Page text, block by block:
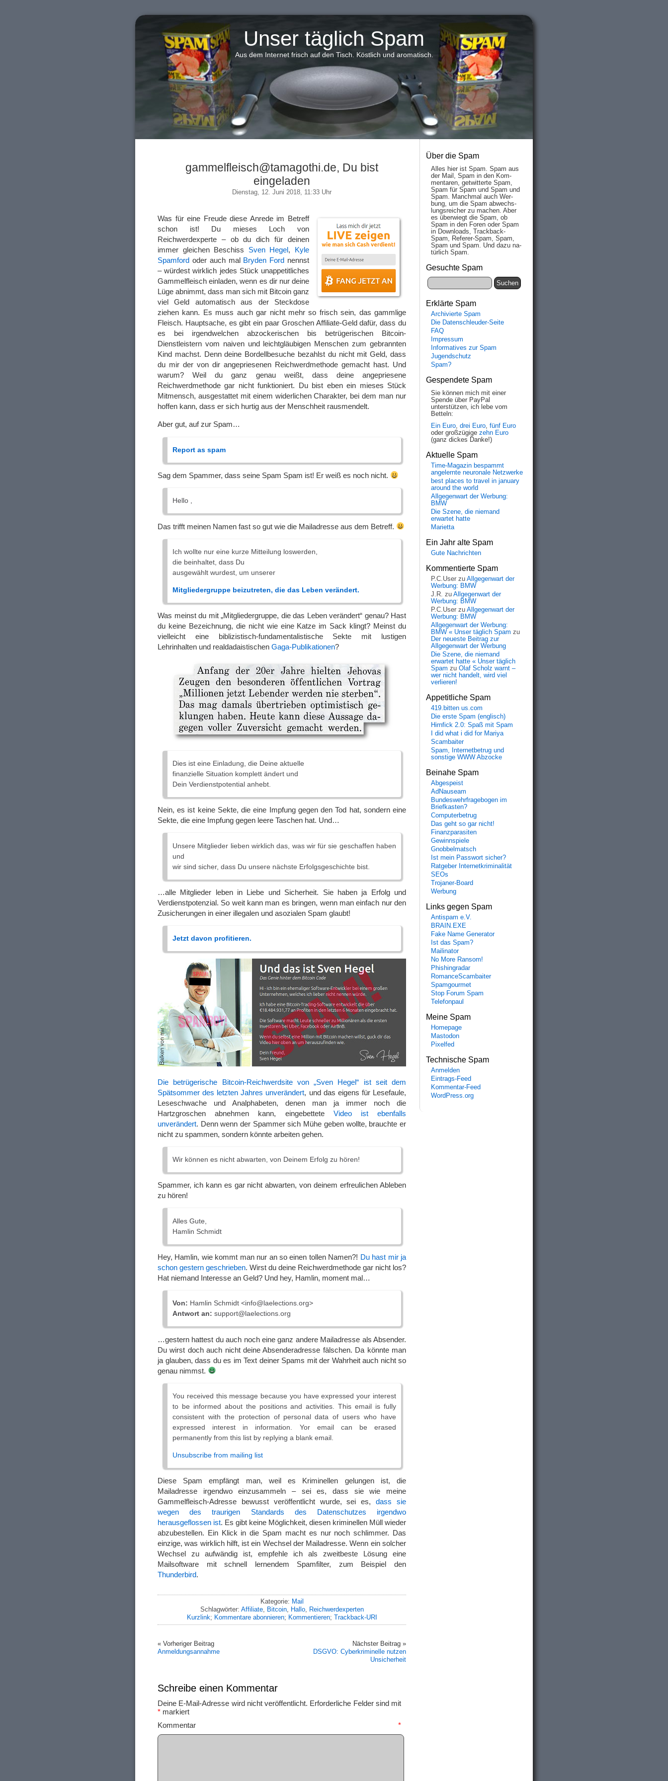
Unser täglich Spam
Aus dem Internet frisch auf den Tisch. Köstlich und aromatisch.
gammelfleisch@tamagothi.de, Du bist
eingeladen
Dienstag, 12. Juni 2018, 11:33 Uhr
Was für eine Freude diese Anrede im Betreff
schon ist! Du mieses Loch von
Reichwerdexperte – ob du dich für deinen
immer gleichen Beschiss Sven Hegel, Kyle
Spamford oder auch mal Bryden Ford nennst
– würdest wirklich jedes Stück unappetitliches
Gammelfleisch einladen, wenn es dir nur deine
Lüge abnimmt, dass man sich mit Bitcoin ganz
viel Geld automatisch aus der Steckdose
ziehen kann. Es muss auch gar nicht mehr so frisch sein, das gammlige
Fleisch. Hauptsache, es gibt ein paar Groschen Affiliate-Geld dafür, dass du
es bei irgendwelchen abzockerischen bis betrügerischen Bitcoin-
Dienstleistern vom naiven und leichtgläubigen Menschen zum gebrannten
Kind machst. Denn deine Bordellbesuche bezahlst du nicht mit Geld, dass
du mir der von dir angepriesenen Reichwerdmethode gemacht hast. Und
warum? Weil du ganz genau weißt, dass deine angepriesene
Reichwerdmethode gar nicht funktioniert. Du bist eben ein mieses Stück
Mitmensch, ausgestattet mit einem widerlichen Charakter, bei dem man nur
hoffen kann, dass er sich hurtig aus der Menschheit rausmendelt.
Aber gut, auf zur Spam…
Report as spam
Sag dem Spammer, dass seine Spam Spam ist! Er weiß es noch nicht.
Hello ,
Das trifft meinen Namen fast so gut wie die Mailadresse aus dem Betreff.
Ich wollte nur eine kurze Mitteilung loswerden,
die beinhaltet, dass Du
ausgewählt wurdest, um unserer
Mitgliedergruppe beizutreten, die das Leben verändert.
Was meinst du mit „Mitgliedergruppe, die das Leben verändert“ genau? Hast
du keine Bezeichnung, die nicht wie eine Katze im Sack klingt? Meinst du
vielleicht eine biblizistisch-fundamentalistische Sekte mit lustigen
Lehrinhalten und realdadaistischen Gaga-Publikationen?
Dies ist eine Einladung, die Deine aktuelle
finanzielle Situation komplett ändert und
Dein Verdienstpotential anhebt.
Nein, es ist keine Sekte, die eine Impfung gegen den Tod hat, sondern eine
Sekte, die eine Impfung gegen leere Taschen hat. Und…
Unsere Mitglieder lieben wirklich das, was wir für sie geschaffen haben
und
wir sind sicher, dass Du unsere nächste Erfolgsgeschichte bist.
…alle Mitglieder leben in Liebe und Sicherheit. Sie haben ja Erfolg und
Verdienstpotenzial. So weit kann man es bringen, wenn man einfach nur den
Zusicherungen in einer illegalen und asozialen Spam glaubt!
Jetzt davon profitieren.
Die betrügerische Bitcoin-Reichwerdsite von „Sven Hegel“ ist seit dem
Spätsommer des letzten Jahres unverändert, und das eigens für Lesefaule,
Leseschwache und Analphabeten, denen man ja immer noch die
Hartzgroschen abnehmen kann, eingebettete Video ist ebenfalls
unverändert. Denn wenn der Spammer sich Mühe geben wollte, brauchte er
nicht zu spammen, sondern könnte arbeiten gehen.
Wir können es nicht abwarten, von Deinem Erfolg zu hören!
Spammer, ich kann es gar nicht abwarten, von deinem erfreulichen Ableben
zu hören!
Alles Gute,
Hamlin Schmidt
Hey, Hamlin, wie kommt man nur an so einen tollen Namen?! Du hast mir ja
schon gestern geschrieben. Wirst du deine Reichwerdmethode gar nicht los?
Hat niemand Interesse an Geld? Und hey, Hamlin, moment mal…
Von: Hamlin Schmidt <info@laelections.org>
Antwort an: support@laelections.org
…gestern hattest du auch noch eine ganz andere Mailadresse als Absender.
Du wirst doch auch nicht deine Absenderadresse fälschen. Da könnte man
ja glauben, dass du es im Text deiner Spams mit der Wahrheit auch nicht so
genau nimmst.
You received this message because you have expressed your interest
to be informed about the positions and activities. This email is fully
consistent with the protection of personal data of users who have
expressed interest in information. Yor email can be erased
permanently from this list by replying a blank email.
Unsubscribe from mailing list
Diese Spam empfängt man, weil es Kriminellen gelungen ist, die
Mailadresse irgendwo einzusammeln – sei es, dass sie wie meine
Gammelfleisch-Adresse bewusst veröffentlicht wurde, sei es,dass sie
wegen des traurigen Standards des Datenschutzes irgendwo
herausgeflossen ist. Es gibt keine Möglichkeit, diesen kriminellen Müll wieder
abzubestellen. Ein Klick in die Spam macht es nur noch schlimmer. Das
einzige, was wirklich hilft, ist ein Wechsel der Mailadresse. Wenn ein solcher
Wechsel zu aufwändig ist, empfehle ich als zweitbeste Lösung eine
Mailsoftware mit schnell lernendem Spamfilter, zum Beispiel den
Thunderbird.
Kategorie: Mail
Schlagwörter: Affiliate, Bitcoin, Hallo, Reichwerdexperten
Kurzlink; Kommentare abonnieren; Kommentieren; Trackback-URI
« Vorheriger Beitrag
Anmeldungsannahme
Nächster Beitrag »
DSGVO: Cyberkriminelle nutzen
Unsicherheit
Schreibe einen Kommentar
Deine E-Mail-Adresse wird nicht veröffentlicht. Erforderliche Felder sind mit
* markiert
Kommentar *
Über die Spam
Alles hier ist Spam. Spam aus
der Mail, Spam in den Kom­
men­taren, ge­twit­ter­te Spam,
Spam für Spam und Spam und
Spam. Manch­mal auch Wer­
bung, um die Spam ab­wechs­
lungs­reich­er zu mach­en. Aber
es über­wiegt die Spam, ob
Spam in den Fo­ren oder Spam
in Down­loads, Track­back-
Spam, Re­fe­rer-Spam, Spam,
Spam und Spam. Und da­zu na­
tür­lich Spam.
Gesuchte Spam
Erklärte Spam
Archivierte Spam
Die Datenschleuder-Seite
FAQ
Impressum
Informatives zur Spam
Jugendschutz
Spam?
Gespendete Spam
Sie können mich mit einer
Spende über PayPal
unterstützen, ich lebe vom
Betteln:
Ein Euro, drei Euro, fünf Euro
oder großzügige zehn Euro
(ganz dickes Danke!)
Aktuelle Spam
Time-Magazin bespammt
angelernte neuronale Netzwerke
best places to travel in january
around the world
Allgegenwart der Werbung:
BMW
Die Szene, die niemand
erwartet hatte
Marietta
Ein Jahr alte Spam
Gute Nachrichten
Kommentierte Spam
P.C.User zu Allgegenwart der
Werbung: BMW
J.R. zu Allgegenwart der
Werbung: BMW
P.C.User zu Allgegenwart der
Werbung: BMW
Allgegenwart der Werbung:
BMW « Unser täglich Spam zu
Der neueste Beitrag zur
Allgegenwart der Werbung
Die Szene, die niemand
erwartet hatte « Unser täglich
Spam zu Olaf Scholz warnt –
wer nicht handelt, wird viel
verlieren!
Appetitliche Spam
419.bitten us.com
Die erste Spam (englisch)
Hirnfick 2.0: Spaß mit Spam
I did what i did for Mariya
Scambaiter
Spam, Internetbetrug und
sonstige WWW Abzocke
Beinahe Spam
Abgespeist
AdNauseam
Bundeswehrfragebogen im
Briefkasten?
Computerbetrug
Das geht so gar nicht!
Finanzparasiten
Gewinnspiele
Gnobbelmatsch
Ist mein Passwort sicher?
Ratgeber Internetkriminalität
SEOs
Trojaner-Board
Werbung
Links gegen Spam
Antispam e.V.
BRAIN.EXE
Fake Name Generator
Ist das Spam?
Mailinator
No More Ransom!
Phishingradar
RomanceScambaiter
Spamgourmet
Stop Forum Spam
Telefonpaul
Meine Spam
Homepage
Mastodon
Pixelfed
Technische Spam
Anmelden
Eintrags-Feed
Kommentar-Feed
WordPress.org